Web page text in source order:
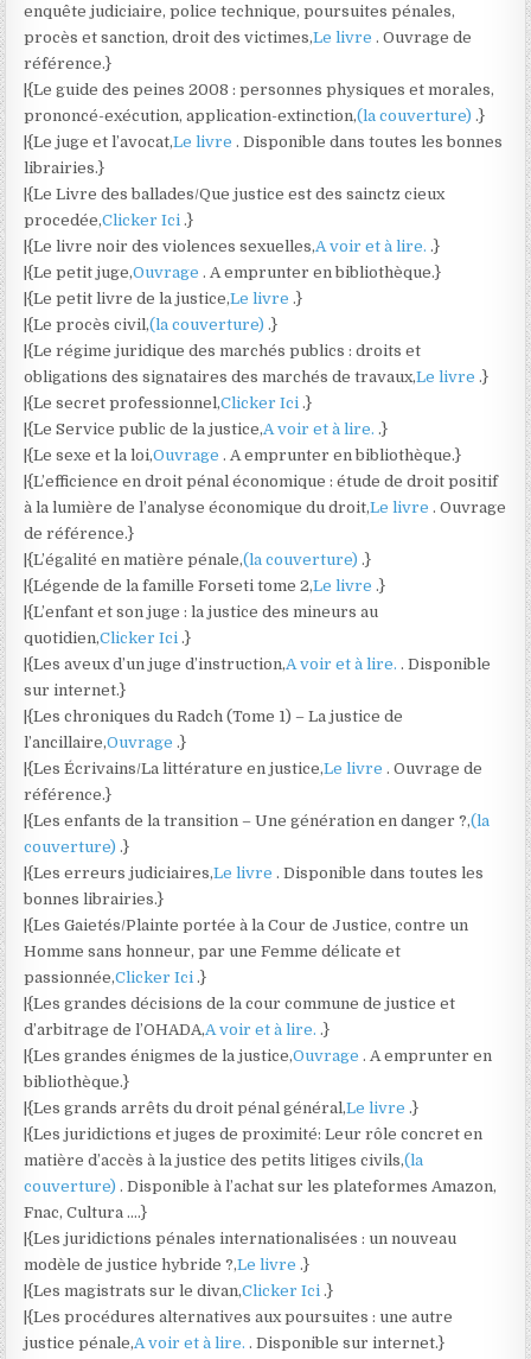
enquête judiciaire, police technique, poursuites pénales,
procès et sanction, droit des victimes,Le livre. Ouvrage de
référence.}
|{Le guide des peines 2008 : personnes physiques et morales,
prononcé-exécution, application-extinction,(la couverture).}
|{Le juge et l’avocat,Le livre. Disponible dans toutes les bonnes
librairies.}
|{Le Livre des ballades/Que justice est des sainctz cieux
procedée,Clicker Ici.}
|{Le livre noir des violences sexuelles,A voir et à lire..}
|{Le petit juge,Ouvrage. A emprunter en bibliothèque.}
|{Le petit livre de la justice,Le livre.}
|{Le procès civil,(la couverture).}
|{Le régime juridique des marchés publics : droits et
obligations des signataires des marchés de travaux,Le livre.}
|{Le secret professionnel,Clicker Ici.}
|{Le Service public de la justice,A voir et à lire..}
|{Le sexe et la loi,Ouvrage. A emprunter en bibliothèque.}
|{L’efficience en droit pénal économique : étude de droit positif
à la lumière de l’analyse économique du droit,Le livre. Ouvrage
de référence.}
|{L’égalité en matière pénale,(la couverture).}
|{Légende de la famille Forseti tome 2,Le livre.}
|{L’enfant et son juge : la justice des mineurs au
quotidien,Clicker Ici.}
|{Les aveux d’un juge d’instruction,A voir et à lire.. Disponible
sur internet.}
|{Les chroniques du Radch (Tome 1) – La justice de
l’ancillaire,Ouvrage.}
|{Les Écrivains/La littérature en justice,Le livre. Ouvrage de
référence.}
|{Les enfants de la transition – Une génération en danger ?,(la
couverture).}
|{Les erreurs judiciaires,Le livre. Disponible dans toutes les
bonnes librairies.}
|{Les Gaietés/Plainte portée à la Cour de Justice, contre un
Homme sans honneur, par une Femme délicate et
passionnée,Clicker Ici.}
|{Les grandes décisions de la cour commune de justice et
d’arbitrage de l’OHADA,A voir et à lire..}
|{Les grandes énigmes de la justice,Ouvrage. A emprunter en
bibliothèque.}
|{Les grands arrêts du droit pénal général,Le livre.}
|{Les juridictions et juges de proximité: Leur rôle concret en
matière d’accès à la justice des petits litiges civils,(la
couverture). Disponible à l’achat sur les plateformes Amazon,
Fnac, Cultura ….}
|{Les juridictions pénales internationalisées : un nouveau
modèle de justice hybride ?,Le livre.}
|{Les magistrats sur le divan,Clicker Ici.}
|{Les procédures alternatives aux poursuites : une autre
justice pénale,A voir et à lire.. Disponible sur internet.}